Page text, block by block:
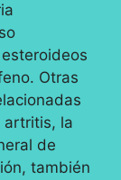
Otras
artritis, la
de
también